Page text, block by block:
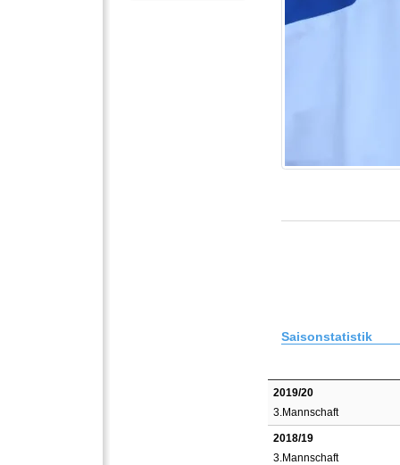
Saisonstatistik
2019/20
3.Mannschaft
2018/19
3.Mannschaft